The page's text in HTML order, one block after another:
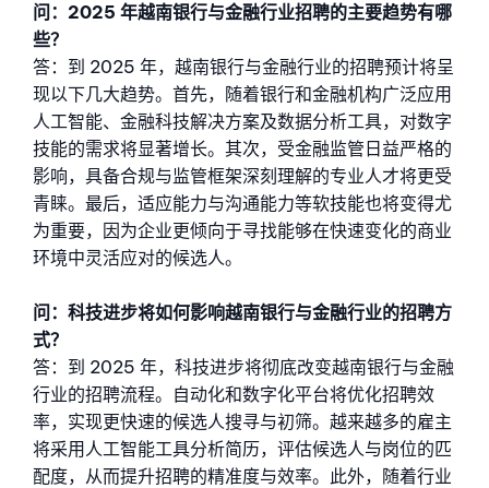
问：2025 年越南银行与金融行业招聘的主要趋势有哪
些？
答：到 2025 年，越南银行与金融行业的招聘预计将呈
现以下几大趋势。首先，随着银行和金融机构广泛应用
人工智能、金融科技解决方案及数据分析工具，对数字
技能的需求将显著增长。其次，受金融监管日益严格的
影响，具备合规与监管框架深刻理解的专业人才将更受
青睐。最后，适应能力与沟通能力等软技能也将变得尤
为重要，因为企业更倾向于寻找能够在快速变化的商业
环境中灵活应对的候选人。
问：科技进步将如何影响越南银行与金融行业的招聘方
式？
答：到 2025 年，科技进步将彻底改变越南银行与金融
行业的招聘流程。自动化和数字化平台将优化招聘效
率，实现更快速的候选人搜寻与初筛。越来越多的雇主
将采用人工智能工具分析简历，评估候选人与岗位的匹
配度，从而提升招聘的精准度与效率。此外，随着行业